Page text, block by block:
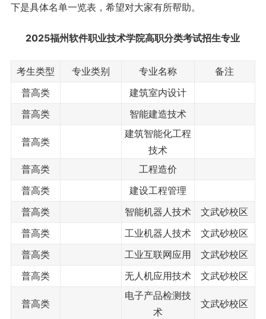
下是具体名单一览表，希望对大家有所帮助。
2025福州软件职业技术学院高职分类考试招生专业
考生类型 专业类别 专业名称
备注
普高类
建筑室内设计
普高类
智能建造技术
普高类
建筑智能化工程
技术
普高类
工程造价
普高类
建设工程管理
普高类
智能机器人技术
文武砂校区
普高类
工业机器人技术
文武砂校区
普高类
工业互联网应用
文武砂校区
普高类
无人机应用技术 文武砂校区
普高类
电子产品检测技
术
文武砂校区